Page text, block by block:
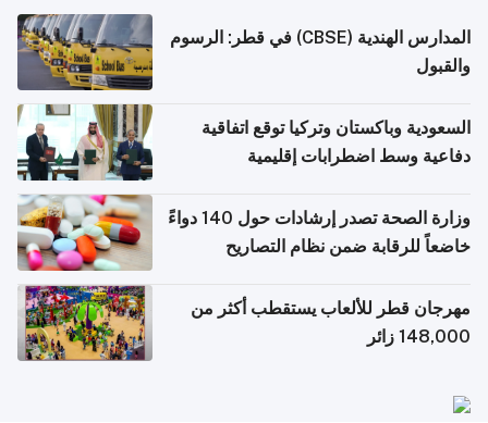
المدارس الهندية (CBSE) في قطر: الرسوم
والقبول
السعودية وباكستان وتركيا توقع اتفاقية
دفاعية وسط اضطرابات إقليمية
وزارة الصحة تصدر إرشادات حول 140 دواءً
خاضعاً للرقابة ضمن نظام التصاريح
مهرجان قطر للألعاب يستقطب أكثر من
148,000 زائر